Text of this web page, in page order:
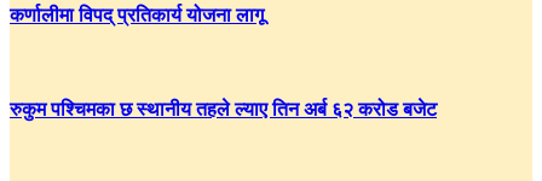
कर्णालीमा विपद् प्रतिकार्य योजना लागू
रुकुम पश्चिमका छ स्थानीय तहले ल्याए तिन अर्ब ६२ करोड बजेट